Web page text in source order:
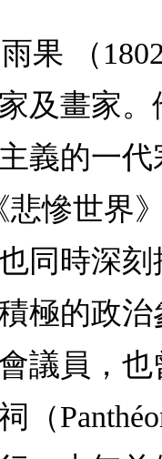
果 （
及畫家。
義的一
悲慘世
同時深
極的政
議員，也
（